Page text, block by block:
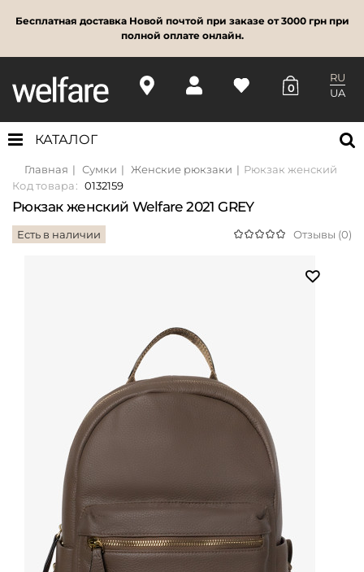
Бесплатная доставка Новой почтой при заказе от 3000 грн при
полной оплате онлайн.
0
RU
UA
КАТАЛОГ
Главная Сумки Женские рюкзаки
Рюкзак женский
Код товара: 0132159
Рюкзак женский Welfare 2021 GREY
Есть в наличии Отзывы (0)